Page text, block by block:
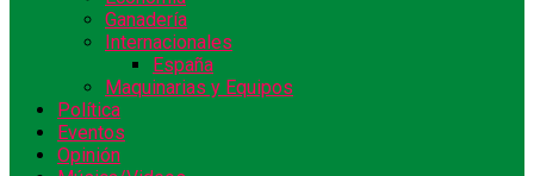
Ganadería
Internacionales
España
Maquinarias y Equipos
Política
Eventos
Opinión